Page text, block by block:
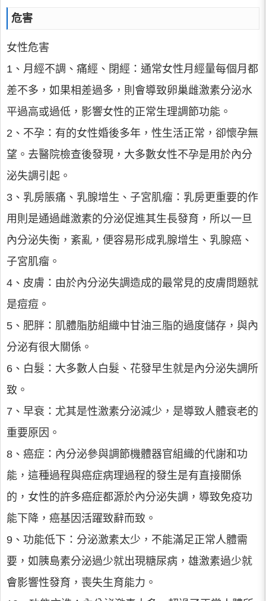
危害
女性危害
1、月經不調、痛經、閉經：通常女性月經量每個月都
差不多，如果相差過多，則會導致卵巢雌激素分泌水
平過高或過低，影響女性的正常生理調節功能。
2、不孕：有的女性婚後多年，性生活正常，卻懷孕無
望。去醫院檢查後發現，大多數女性不孕是用於內分
泌失調引起。
3、乳房脹痛、乳腺增生、子宮肌瘤：乳房更重要的作
用則是通過雌激素的分泌促進其生長發育，所以一旦
內分泌失衡，紊亂，便容易形成乳腺增生、乳腺癌、
子宮肌瘤。
4、皮膚：由於內分泌失調造成的最常見的皮膚問題就
是痘痘。
5、肥胖：肌體脂肪組織中甘油三脂的過度儲存，與內
分泌有很大關係。
6、白髮：大多數人白髮、花發早生就是內分泌失調所
致。
7、早衰：尤其是性激素分泌減少，是導致人體衰老的
重要原因。
8、癌症：內分泌參與調節機體器官組織的代謝和功
能，這種過程與癌症病理過程的發生是有直接關係
的，女性的許多癌症都源於內分泌失調，導致免疫功
能下降，癌基因活躍致辭而致。
9、功能低下：分泌激素太少，不能滿足正常人體需
要，如胰島素分泌過少就出現糖尿病，雄激素過少就
會影響性發育，喪失生育能力。